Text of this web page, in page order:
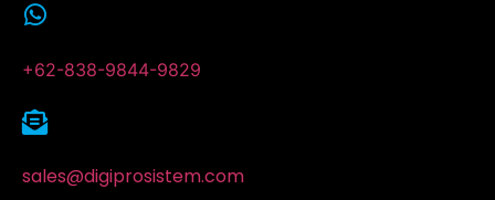
+62-838-9844-9829
sales@digiprosistem.com